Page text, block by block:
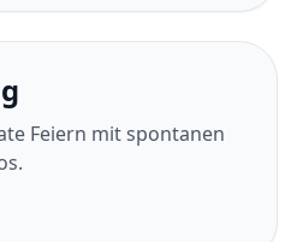
Feiern mit spontanen